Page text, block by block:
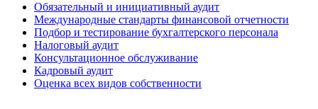
Обязательный и инициативный аудит
Международные стандарты финансовой отчетности
Подбор и тестирование бухгалтерского персонала
Налоговый аудит
Консультационное обслуживание
Кадровый аудит
Оценка всех видов собственности